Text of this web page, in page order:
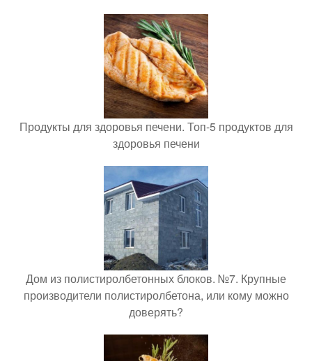
Продукты для здоровья печени. Топ-5 продуктов для
здоровья печени
Дом из полистиролбетонных блоков. №7. Крупные
производители полистиролбетона, или кому можно
доверять?